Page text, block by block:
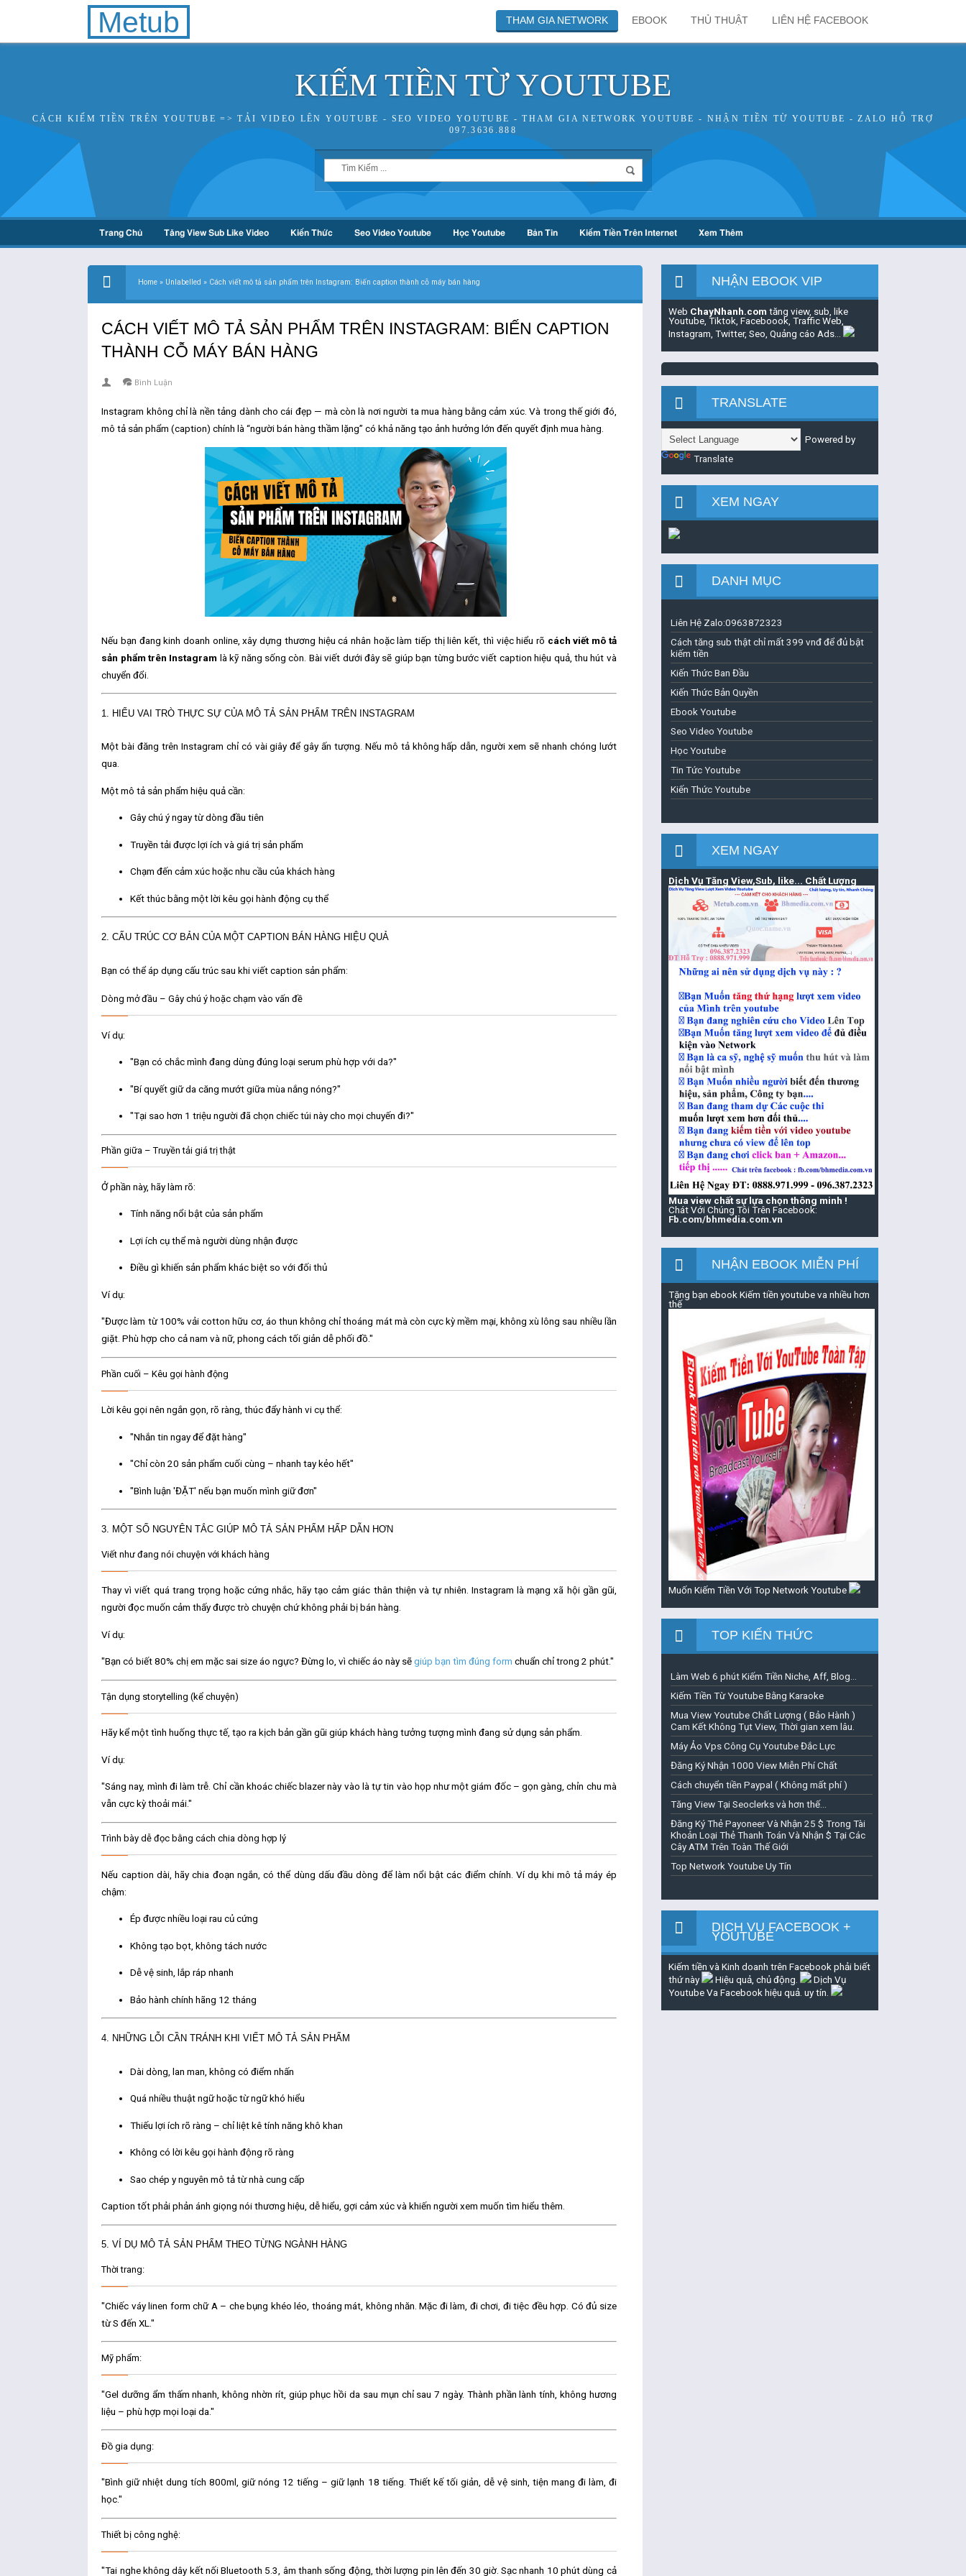
LIÊN HỆ FACEBOOK
THỦ THUẬT
EBOOK
THAM GIA NETWORK
Metub
KIẾM TIỀN TỪ YOUTUBE
CÁCH KIẾM TIỀN TRÊN YOUTUBE => TẢI VIDEO LÊN YOUTUBE - SEO VIDEO YOUTUBE - THAM GIA NETWORK YOUTUBE - NHẬN TIỀN TỪ YOUTUBE - ZALO HỖ TRỢ
097.3636.888
Trang Chủ Tăng View Sub Like Video Kiến Thức Seo Video Youtube Học Youtube Bản Tin Kiếm Tiền Trên Internet Xem Thêm
Home » Unlabelled » Cách viết mô tả sản phẩm trên Instagram: Biến caption thành cỗ máy bán hàng
CÁCH VIẾT MÔ TẢ SẢN PHẨM TRÊN INSTAGRAM: BIẾN CAPTION
THÀNH CỖ MÁY BÁN HÀNG
Bình Luận
Instagram không chỉ là nền tảng dành cho cái đẹp — mà còn là nơi người ta mua hàng bằng cảm xúc. Và trong thế giới đó,
mô tả sản phẩm (caption) chính là “người bán hàng thầm lặng” có khả năng tạo ảnh hưởng lớn đến quyết định mua hàng.
Nếu bạn đang kinh doanh online, xây dựng thương hiệu cá nhân hoặc làm tiếp thị liên kết, thì việc hiểu rõ cách viết mô tả
sản phẩm trên Instagram là kỹ năng sống còn. Bài viết dưới đây sẽ giúp bạn từng bước viết caption hiệu quả, thu hút và
chuyển đổi.
1. HIỂU VAI TRÒ THỰC SỰ CỦA MÔ TẢ SẢN PHẨM TRÊN INSTAGRAM
Một bài đăng trên Instagram chỉ có vài giây để gây ấn tượng. Nếu mô tả không hấp dẫn, người xem sẽ nhanh chóng lướt
qua.
Một mô tả sản phẩm hiệu quả cần:
Gây chú ý ngay từ dòng đầu tiên
Truyền tải được lợi ích và giá trị sản phẩm
Chạm đến cảm xúc hoặc nhu cầu của khách hàng
Kết thúc bằng một lời kêu gọi hành động cụ thể
2. CẤU TRÚC CƠ BẢN CỦA MỘT CAPTION BÁN HÀNG HIỆU QUẢ
Bạn có thể áp dụng cấu trúc sau khi viết caption sản phẩm:
Dòng mở đầu – Gây chú ý hoặc chạm vào vấn đề
Ví dụ:
"Bạn có chắc mình đang dùng đúng loại serum phù hợp với da?"
"Bí quyết giữ da căng mướt giữa mùa nắng nóng?"
"Tại sao hơn 1 triệu người đã chọn chiếc túi này cho mọi chuyến đi?"
Phần giữa – Truyền tải giá trị thật
Ở phần này, hãy làm rõ:
Tính năng nổi bật của sản phẩm
Lợi ích cụ thể mà người dùng nhận được
Điều gì khiến sản phẩm khác biệt so với đối thủ
Ví dụ:
"Được làm từ 100% vải cotton hữu cơ, áo thun không chỉ thoáng mát mà còn cực kỳ mềm mại, không xù lông sau nhiều lần
giặt. Phù hợp cho cả nam và nữ, phong cách tối giản dễ phối đồ."
Phần cuối – Kêu gọi hành động
Lời kêu gọi nên ngắn gọn, rõ ràng, thúc đẩy hành vi cụ thể:
"Nhắn tin ngay để đặt hàng"
"Chỉ còn 20 sản phẩm cuối cùng – nhanh tay kẻo hết"
"Bình luận 'ĐẶT' nếu bạn muốn mình giữ đơn"
3. MỘT SỐ NGUYÊN TẮC GIÚP MÔ TẢ SẢN PHẨM HẤP DẪN HƠN
Viết như đang nói chuyện với khách hàng
Thay vì viết quá trang trọng hoặc cứng nhắc, hãy tạo cảm giác thân thiện và tự nhiên. Instagram là mạng xã hội gần gũi,
người đọc muốn cảm thấy được trò chuyện chứ không phải bị bán hàng.
Ví dụ:
"Bạn có biết 80% chị em mặc sai size áo ngực? Đừng lo, vì chiếc áo này sẽgiúp bạn tìm đúng form chuẩn chỉ trong 2 phút."
Tận dụng storytelling (kể chuyện)
Hãy kể một tình huống thực tế, tạo ra kịch bản gần gũi giúp khách hàng tưởng tượng mình đang sử dụng sản phẩm.
Ví dụ:
"Sáng nay, mình đi làm trễ. Chỉ cần khoác chiếc blazer này vào là tự tin vào họp như một giám đốc – gọn gàng, chỉn chu mà
vẫn cực kỳ thoải mái."
Trình bày dễ đọc bằng cách chia dòng hợp lý
Nếu caption dài, hãy chia đoạn ngắn, có thể dùng dấu đầu dòng để làm nổi bật các điểm chính. Ví dụ khi mô tả máy ép
chậm:
Ép được nhiều loại rau củ cứng
Không tạo bọt, không tách nước
Dễ vệ sinh, lắp ráp nhanh
Bảo hành chính hãng 12 tháng
4. NHỮNG LỖI CẦN TRÁNH KHI VIẾT MÔ TẢ SẢN PHẨM
Dài dòng, lan man, không có điểm nhấn
Quá nhiều thuật ngữ hoặc từ ngữ khó hiểu
Thiếu lợi ích rõ ràng – chỉ liệt kê tính năng khô khan
Không có lời kêu gọi hành động rõ ràng
Sao chép y nguyên mô tả từ nhà cung cấp
Caption tốt phải phản ánhgiọng nói thương hiệu , dễ hiểu, gợi cảm xúc và khiến người xem muốn tìm hiểu thêm.
5. VÍ DỤ MÔ TẢ SẢN PHẨM THEO TỪNG NGÀNH HÀNG
Thời trang:
"Chiếc váy linen form chữ A – che bụng khéo léo, thoáng mát, không nhăn. Mặc đi làm, đi chơi, đi tiệc đều hợp. Có đủ size
từ S đến XL."
Mỹ phẩm:
"Gel dưỡng ẩm thấm nhanh, không nhờn rít, giúp phục hồi da sau mụn chỉ sau 7 ngày. Thành phần lành tính, không hương
liệu – phù hợp mọi loại da."
Đồ gia dụng:
"Bình giữ nhiệt dung tích 800ml, giữ nóng 12 tiếng – giữ lạnh 18 tiếng. Thiết kế tối giản, dễ vệ sinh, tiện mang đi làm, đi
học."
Thiết bị công nghệ:
"Tai nghe không dây kết nối Bluetooth 5.3, âm thanh sống động, thời lượng pin lên đến 30 giờ. Sạc nhanh 10 phút dùng cả
NHẬN EBOOK VIP
Web ChayNhanh.com tăng view, sub, like
Youtube, Tiktok, Faceboook, Traffic Web,
Instagram, Twitter, Seo, Quảng cáo Ads...
TRANSLATE
Powered by
Translate
XEM NGAY
DANH MỤC
Liên Hệ Zalo:0963872323
Cách tăng sub thật chỉ mất 399 vnđ để đủ bật
kiếm tiền
Kiến Thức Ban Đầu
Kiến Thức Bản Quyền
Ebook Youtube
Seo Video Youtube
Học Youtube
Tin Tức Youtube
Kiến Thức Youtube
XEM NGAY
Dịch Vụ Tăng View,Sub, like... Chất Lượng
Mua view chất sự lựa chọn thông minh !
Chát Với Chúng Tôi Trên Facebook:
Fb.com/bhmedia.com.vn
NHẬN EBOOK MIỄN PHÍ
Tặng bạn ebook Kiếm tiền youtube va nhiều hơn
thế
Muốn Kiếm Tiền Với Top Network Youtube
TOP KIẾN THỨC
Làm Web 6 phút Kiếm Tiền Niche, Aff, Blog...
Kiếm Tiền Từ Youtube Bằng Karaoke
Mua View Youtube Chất Lượng ( Bảo Hành )
Cam Kết Không Tụt View, Thời gian xem lâu.
Máy Ảo Vps Công Cụ Youtube Đắc Lực
Đăng Ký Nhận 1000 View Miễn Phí Chất
Cách chuyển tiền Paypal ( Không mất phí )
Tăng View Tại Seoclerks và hơn thế...
Đăng Ký Thẻ Payoneer Và Nhận 25 $ Trong Tài
Khoản Loại Thẻ Thanh Toán Và Nhận $ Tại Các
Cây ATM Trên Toàn Thế Giới
Top Network Youtube Uy Tín
DỊCH VỤ FACEBOOK +
YOUTUBE
Kiếm tiền và Kinh doanh trên Facebook phải biết
thứ này
Hiệu quả, chủ động.
Dịch Vụ
Youtube Va Facebook hiệu quả. uy tín.